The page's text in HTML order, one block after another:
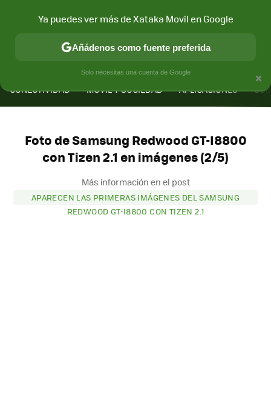
CONECTIVIDAD MÓVIL Y SOCIEDAD APLICACIONES
Foto de Samsung Redwood GT-I8800
con Tizen 2.1 en imágenes (2/5)
Más información en el post
APARECEN LAS PRIMERAS IMÁGENES DEL SAMSUNG
REDWOOD GT-I8800 CON TIZEN 2.1
×
Ya puedes ver más de Xataka Movil en Google
Añádenos como fuente preferida
Solo necesitas una cuenta de Google